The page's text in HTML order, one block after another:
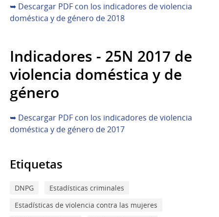
➥ Descargar PDF con los indicadores de violencia
doméstica y de género de 2018
Indicadores - 25N 2017 de
violencia doméstica y de
género
➥ Descargar PDF con los indicadores de violencia
doméstica y de género de 2017
Etiquetas
DNPG
Estadísticas criminales
Estadísticas de violencia contra las mujeres